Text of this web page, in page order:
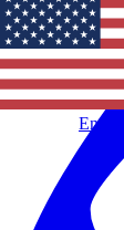
English